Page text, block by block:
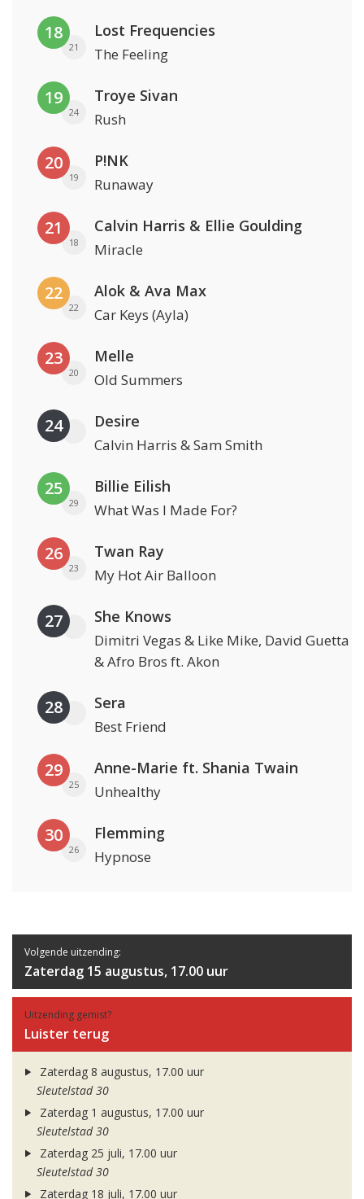
18
21
Lost Frequencies
The Feeling
19
24
Troye Sivan
Rush
20
19
P!NK
Runaway
21
18
Calvin Harris & Ellie Goulding
Miracle
22
22
Alok & Ava Max
Car Keys (Ayla)
23
20
Melle
Old Summers
24 Desire
Calvin Harris & Sam Smith
25
29
Billie Eilish
What Was I Made For?
26
23
Twan Ray
My Hot Air Balloon
27 She Knows
Dimitri Vegas & Like Mike, David Guetta
& Afro Bros ft. Akon
28 Sera
Best Friend
29
25
Anne-Marie ft. Shania Twain
Unhealthy
30
26
Flemming
Hypnose
Volgende uitzending:
Zaterdag 15 augustus, 17.00 uur
Uitzending gemist?
Luister terug
Zaterdag 8 augustus, 17.00 uur
Sleutelstad 30
Zaterdag 1 augustus, 17.00 uur
Sleutelstad 30
Zaterdag 25 juli, 17.00 uur
Sleutelstad 30
Zaterdag 18 juli, 17.00 uur